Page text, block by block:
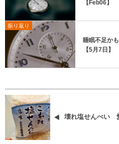
【Feb06】
振り返り
睡眠不足か
【5月7日】
壊れ塩せんべい